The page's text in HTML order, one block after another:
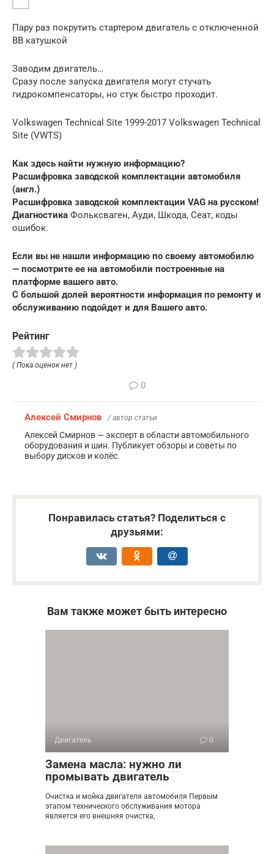
Пару раз покрутить стартером двигатель с отключенной
ВВ катушкой
Заводим двигатель…
Сразу после запуска двигателя могут стучать
гидрокомпенсаторы, но стук быстро проходит.
Volkswagen Technical Site 1999-2017 Volkswagen Technical
Site (VWTS)
Как здесь найти нужную информацию?
Расшифровка заводской комплектации автомобиля
(англ.)
Расшифровка заводской комплектации VAG на русском!
Диагностика Фольксваген, Ауди, Шкода, Сеат, коды
ошибок.
Если вы не нашли информацию по своему автомобилю
— посмотрите ее на автомобили построенные на
платформе вашего авто.
С большой долей вероятности информация по ремонту и
обслуживанию подойдет и для Вашего авто.
Рейтинг
( Пока оценок нет )
0
Алексей Смирнов / автор статьи
Алексей Смирнов — эксперт в области автомобильного
оборудования и шин. Публикует обзоры и советы по
выбору дисков и колёс.
Понравилась статья? Поделиться с
друзьями:
Вам также может быть интересно
Двигатель 0
Замена масла: нужно ли
промывать двигатель
Очистка и мойка двигателя автомобиля Первым
этапом технического обслуживания мотора
является его внешняя очистка,